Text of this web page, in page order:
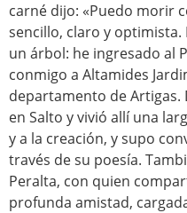
carné dijo: «Puedo morir
sencillo, claro y
un árbol: he ingresado al
conmigo a Altamides
departamento de Artigas.
en Salto y vivió allí una
y a la creación, y supo
través de su poesía.
Peralta, con quien
profunda amistad,